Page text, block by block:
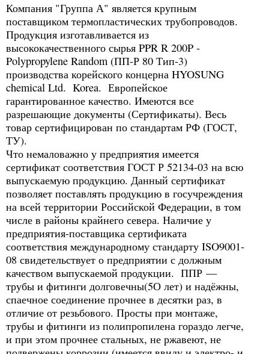
Компания "Группа А" является крупным
поставщиком термопластических трубопроводов.
Продукция изготавливается из
высококачественного сырья PPR R 200P -
Polypropylene Random (ПП-Р 80 Тип-3)
производства корейского концерна HYOSUNG
chemical Ltd. Korea. Европейское
гарантированное качество. Имеются все
разрешающие документы (Сертификаты). Весь
товар сертифицирован по стандартам РФ (ГОСТ,
ТУ).
Что немаловажно у предприятия имеется
сертификат соответствия ГОСТ Р 52134-03 на всю
выпускаемую продукцию. Данный сертификат
позволяет поставлять продукцию в госучреждения
на всей территории Российской Федерации, в том
числе в районы крайнего севера. Наличие у
предприятия-поставщика сертификата
соответствия международному стандарту ISO9001-
08 свидетельствует о предприятии с должным
качеством выпускаемой продукции. ППР —
трубы и фитинги долговечны(5О лет) и надёжны,
спаечное соединение прочнее в десятки раз, в
отличие от резьбового. Просты при монтаже,
трубы и фитинги из полипропилена гораздо легче,
и при этом прочнее стальных, не ржавеют, не